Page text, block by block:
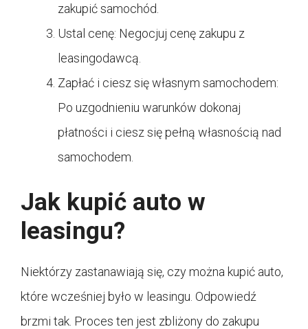
zakupić samochód.
Ustal cenę: Negocjuj cenę zakupu z
leasingodawcą.
Zapłać i ciesz się własnym samochodem:
Po uzgodnieniu warunków dokonaj
płatności i ciesz się pełną własnością nad
samochodem.
Jak kupić auto w
leasingu?
Niektórzy zastanawiają się, czy można kupić auto,
które wcześniej było w leasingu. Odpowiedź
brzmi tak. Proces ten jest zbliżony do zakupu